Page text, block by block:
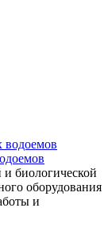
биологической
оборудования
и